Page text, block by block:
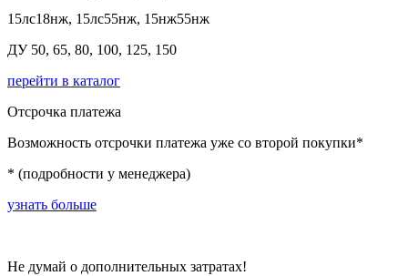
15лс18нж, 15лс55нж, 15нж55нж
ДУ 50, 65, 80, 100, 125, 150
перейти в каталог
Отсрочка платежа
Возможность отсрочки платежа уже со второй покупки*
* (подробности у менеджера)
узнать больше
Не думай о дополнительных затратах!